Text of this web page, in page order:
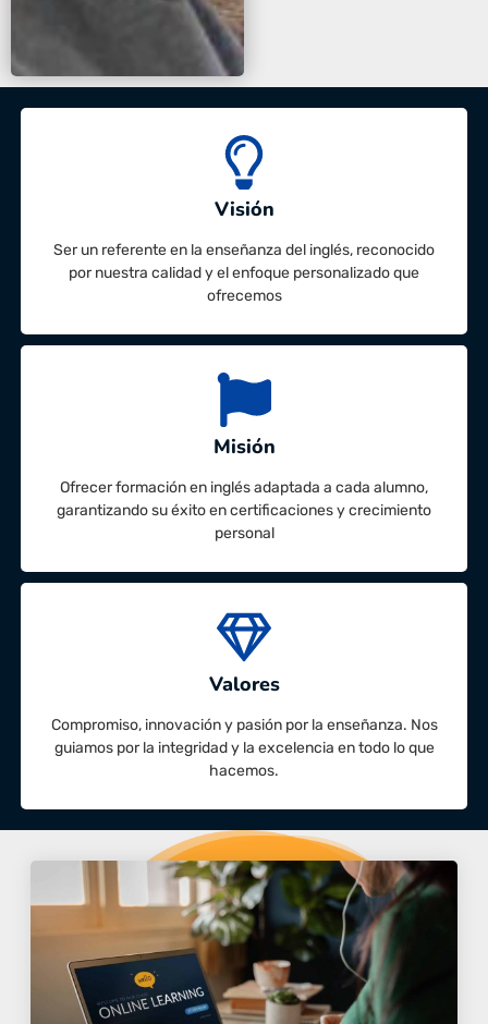
Visión
Ser un referente en la enseñanza del inglés, reconocido
por nuestra calidad y el enfoque personalizado que
ofrecemos
Misión
Ofrecer formación en inglés adaptada a cada alumno,
garantizando su éxito en certificaciones y crecimiento
personal
Valores
Compromiso, innovación y pasión por la enseñanza. Nos
guiamos por la integridad y la excelencia en todo lo que
hacemos.